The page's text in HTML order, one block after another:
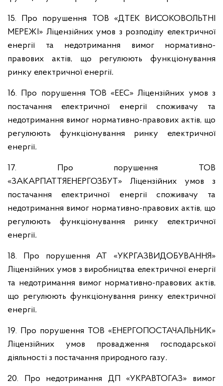
15. Про порушення ТОВ «ДТЕК ВИСОКОВОЛЬТНІ
МЕРЕЖІ» Ліцензійних умов з розподілу електричної
енергії та недотримання вимог нормативно-
правових актів, що регулюють функціонування
ринку електричної енергії.
16. Про порушення ТОВ «ЕЕС» Ліцензійних умов з
постачання електричної енергії споживачу та
недотримання вимог нормативно-правових актів, що
регулюють функціонування ринку електричної
енергії.
17. Про порушення ТОВ
«ЗАКАРПАТТЯЕНЕРГОЗБУТ»
Ліцензійних умов з
постачання електричної енергії споживачу та
недотримання вимог нормативно-правових актів, що
регулюють функціонування ринку електричної
енергії.
18. Про порушення АТ «УКРГАЗВИДОБУВАННЯ»
Ліцензійних умов з виробництва електричної енергії
та недотримання вимог нормативно-правових актів,
що регулюють функціонування ринку електричної
енергії.
19. Про порушення ТОВ «ЕНЕРГОПОСТАЧАЛЬНИК»
Ліцензійних умов провадження господарської
діяльності з постачання природного газу.
20. Про недотримання ДП «УКРАВТОГАЗ»
вимог